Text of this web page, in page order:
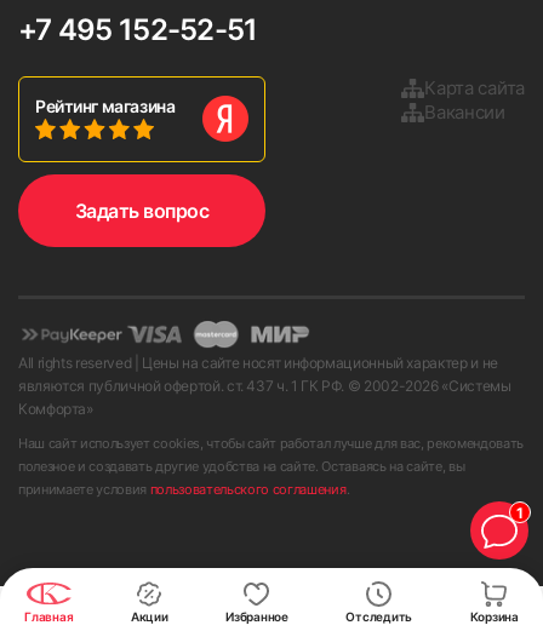
Главная Акции Отследить
Избранное Корзина
+7 495 152-52-51
Рейтинг магазина
Карта сайта
Вакансии
Задать вопрос
All rights reserved | Цены на сайте носят информационный характер и не
являются публичной офертой. ст. 437 ч. 1 ГК РФ. © 2002-2026 «Системы
Комфорта»
Наш сайт использует cookies, чтобы сайт работал лучше для вас, рекомендовать
полезное и создавать другие удобства на сайте. Оставаясь на сайте, вы
принимаете условия пользовательского соглашения.
1